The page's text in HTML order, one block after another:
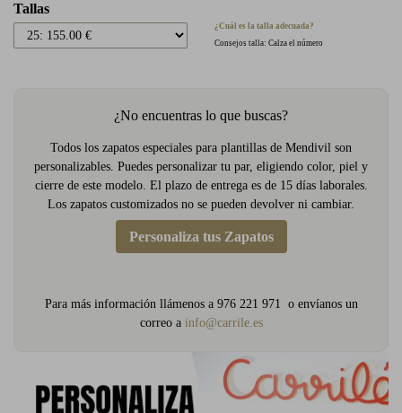
Tallas
¿Cuál es la talla adecuada?
Consejos talla: Calza el número
¿No encuentras lo que buscas?
Todos los zapatos especiales para plantillas de Mendivil son
personalizables. Puedes personalizar tu par, eligiendo color, piel y
cierre de este modelo. El plazo de entrega es de 15 días laborales.
Los zapatos customizados no se pueden devolver ni cambiar.
Personaliza tus Zapatos
Para más información llámenos a 976 221 971 o envíanos un
correo a info@carrile.es